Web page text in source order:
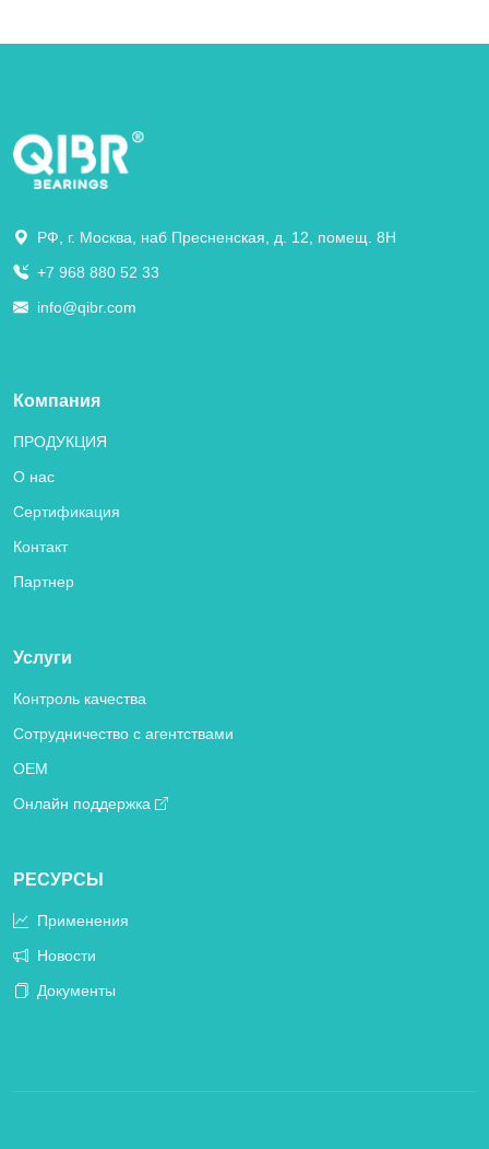
РФ, г. Москва, наб Пресненская, д. 12, помещ. 8Н
+7 968 880 52 33
info@qibr.com
Компания
ПРОДУКЦИЯ
О нас
Сертификация
Контакт
Партнер
Услуги
Контроль качества
Сотрудничество с агентствами
OEM
Онлайн поддержка
РЕСУРСЫ
Применения
Новости
Документы